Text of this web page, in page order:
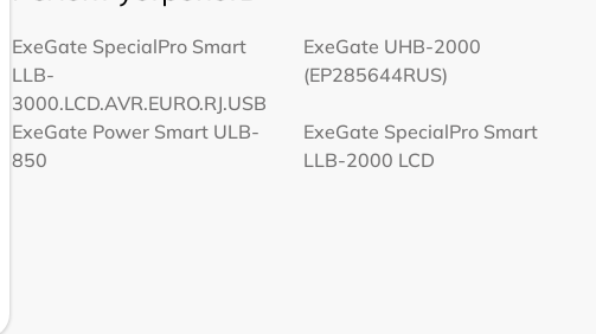
ExeGate SpecialPro Smart
LLB-
3000.LCD.AVR.EURO.RJ.USB
ExeGate UHB-2000
(EP285644RUS)
ExeGate Power Smart ULB-
850
ExeGate SpecialPro Smart
LLB-2000 LCD